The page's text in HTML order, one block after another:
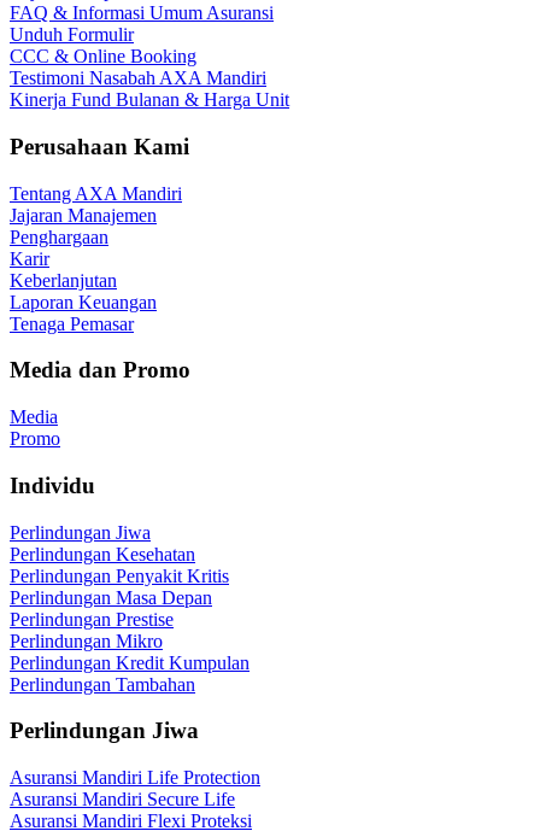
FAQ & Informasi Umum Asuransi
Unduh Formulir
CCC & Online Booking
Testimoni Nasabah AXA Mandiri
Kinerja Fund Bulanan & Harga Unit
Perusahaan Kami
Tentang AXA Mandiri
Jajaran Manajemen
Penghargaan
Karir
Keberlanjutan
Laporan Keuangan
Tenaga Pemasar
Media dan Promo
Media
Promo
Individu
Perlindungan Jiwa
Perlindungan Kesehatan
Perlindungan Penyakit Kritis
Perlindungan Masa Depan
Perlindungan Prestise
Perlindungan Mikro
Perlindungan Kredit Kumpulan
Perlindungan Tambahan
Perlindungan Jiwa
Asuransi Mandiri Life Protection
Asuransi Mandiri Secure Life
Asuransi Mandiri Flexi Proteksi